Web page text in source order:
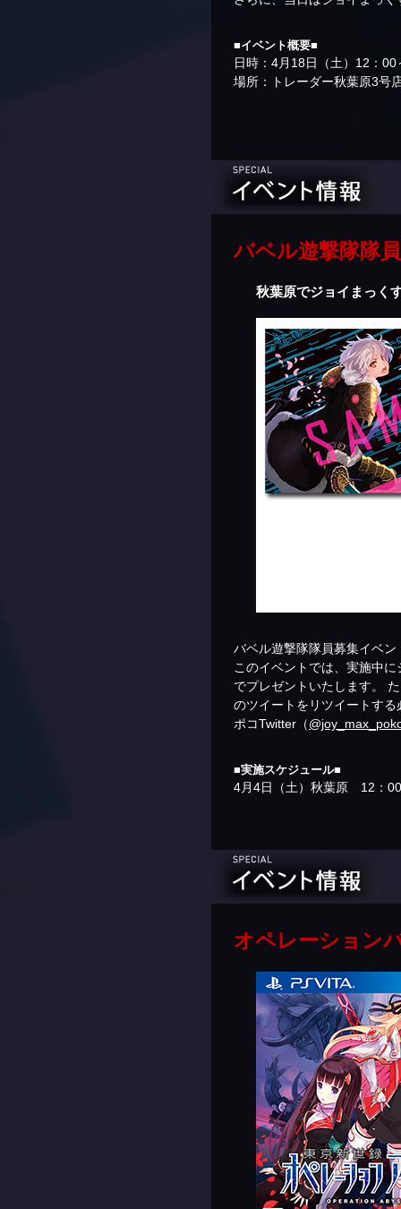
■イベント概要■
日時：4月18日（土）12：00
場所：トレーダー秋葉原3号
バベル遊撃隊隊
秋葉原でジョイまっく
バベル遊撃隊隊員募集イベン
このイベントでは、実施中
でプレゼントいたします。
のツイートをリツイートす
ポコTwitter（
■実施スケジュール■
4月4日（土）秋葉原 12：
オペレーション